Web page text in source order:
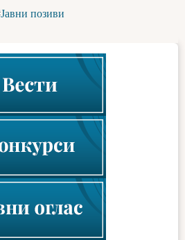
Јавни позиви